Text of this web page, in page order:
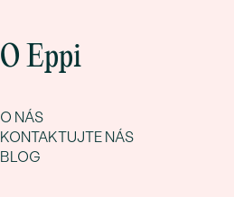
O Eppi
O NÁS
KONTAKTUJTE NÁS
BLOG